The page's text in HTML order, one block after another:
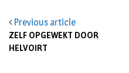
Previous article
ZELF OPGEWEKT DOOR
HELVOIRT